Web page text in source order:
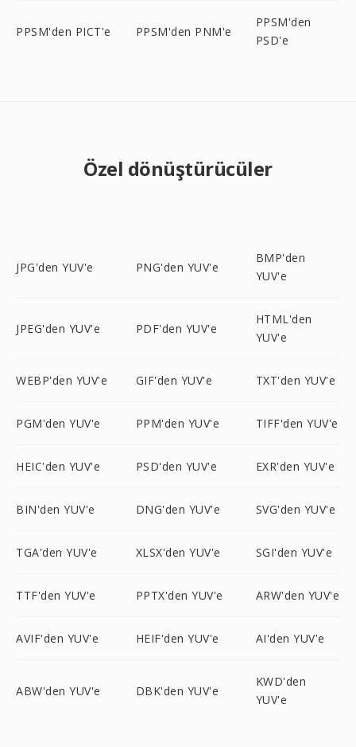
PPSM'den PICT'e PPSM'den PNM'e
PPSM'den
PSD'e
Özel dönüştürücüler
JPG'den YUV'e PNG'den YUV'e
BMP'den
YUV'e
JPEG'den YUV'e PDF'den YUV'e
HTML'den
YUV'e
WEBP'den YUV'e GIF'den YUV'e TXT'den YUV'e
PGM'den YUV'e PPM'den YUV'e TIFF'den YUV'e
HEIC'den YUV'e PSD'den YUV'e EXR'den YUV'e
BIN'den YUV'e DNG'den YUV'e SVG'den YUV'e
TGA'den YUV'e XLSX'den YUV'e SGI'den YUV'e
TTF'den YUV'e PPTX'den YUV'e ARW'den YUV'e
AVIF'den YUV'e HEIF'den YUV'e AI'den YUV'e
ABW'den YUV'e DBK'den YUV'e
KWD'den
YUV'e